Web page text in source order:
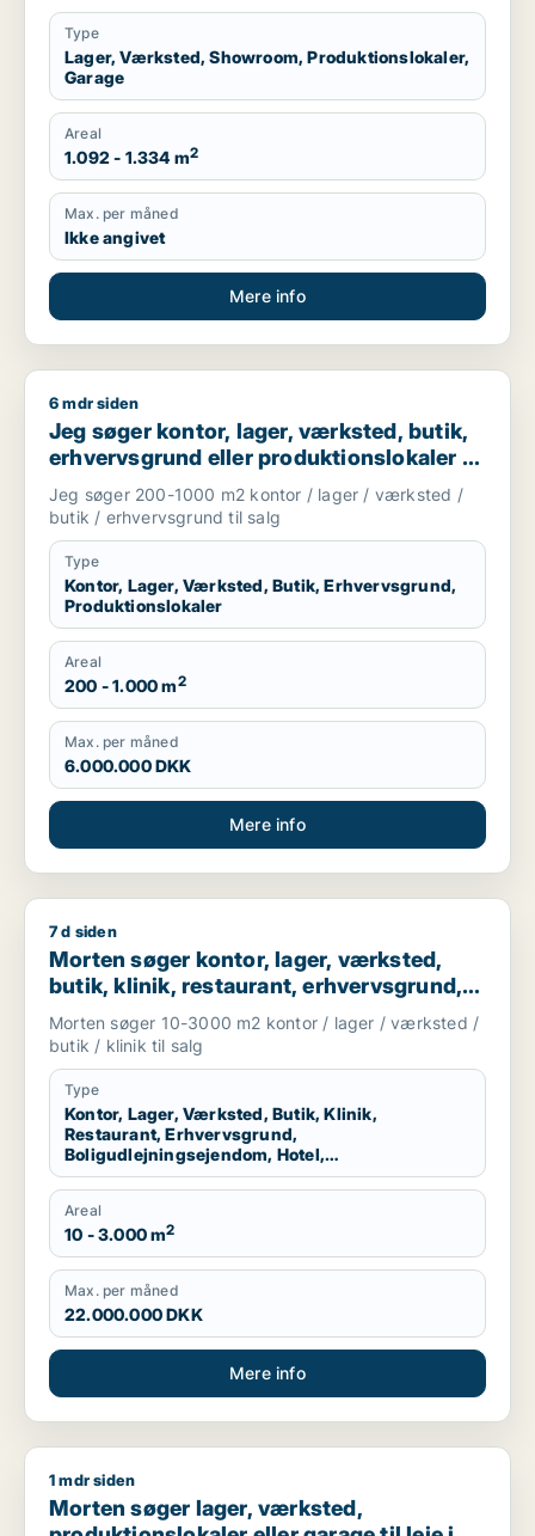
Type
Lager, Værksted, Showroom, Produktionslokaler,
Garage
Areal
1.092 - 1.334 m2
Max. per måned
Ikke angivet
Mere info
Jeg søger kontor, lager, værksted, butik, erhvervsgrund
6 mdr siden
Jeg søger kontor, lager, værksted, butik,
erhvervsgrund eller produktionslokaler til
salg i Odense
Jeg søger 200-1000 m2 kontor / lager / værksted /
butik / erhvervsgrund til salg
Type
Kontor, Lager, Værksted, Butik, Erhvervsgrund,
Produktionslokaler
Areal
200 - 1.000 m2
Max. per måned
6.000.000 DKK
Mere info
Morten søger kontor, lager, værksted, butik, klinik,
7 d siden
Morten søger kontor, lager, værksted,
butik, klinik, restaurant, erhvervsgrund,
boligudlejningsejendom, hotel,
produktionslokaler eller garage til salg i
Odense
Morten søger 10-3000 m2 kontor / lager / værksted /
butik / klinik til salg
Type
Kontor, Lager, Værksted, Butik, Klinik,
Restaurant, Erhvervsgrund,
Boligudlejningsejendom, Hotel,
Produktionslokaler, Garage
Areal
10 - 3.000 m2
Max. per måned
22.000.000 DKK
Mere info
Morten søger lager, værksted, produktionslokaler eller
1 mdr siden
Morten søger lager, værksted,